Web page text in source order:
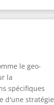
le geo-
la
spécifiques
d'une stratégie